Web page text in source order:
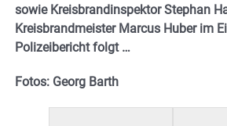
sowie Kreisbrandinspektor Stephan
Kreisbrandmeister Marcus Huber im
Polizeibericht folgt …
Fotos: Georg Barth